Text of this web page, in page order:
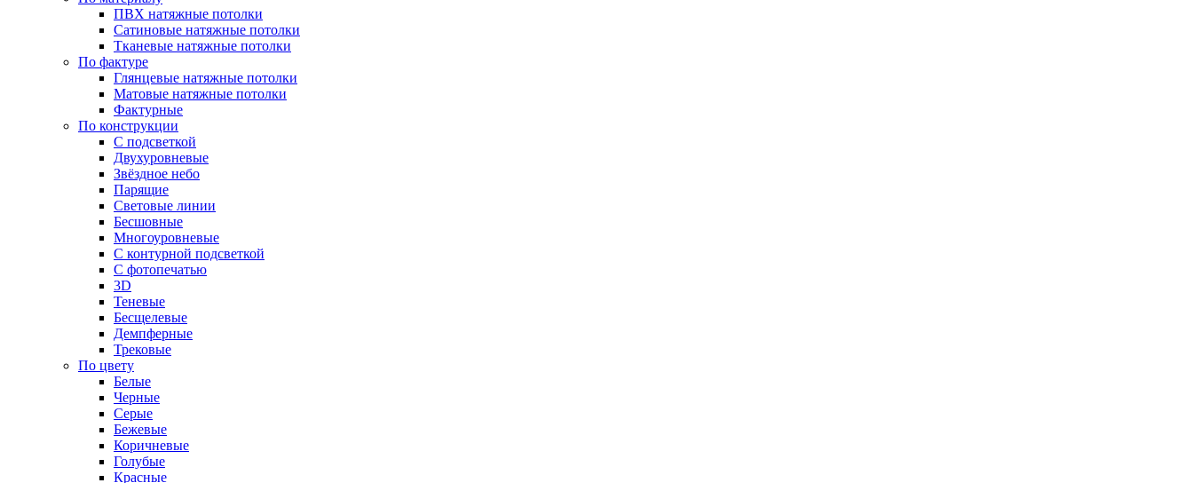
ПВХ натяжные потолки
Сатиновые натяжные потолки
Тканевые натяжные потолки
По фактуре
Глянцевые натяжные потолки
Матовые натяжные потолки
Фактурные
По конструкции
С подсветкой
Двухуровневые
Звёздное небо
Парящие
Световые линии
Бесшовные
Многоуровневые
С контурной подсветкой
С фотопечатью
3D
Теневые
Бесщелевые
Демпферные
Трековые
По цвету
Белые
Черные
Серые
Бежевые
Коричневые
Голубые
Красные